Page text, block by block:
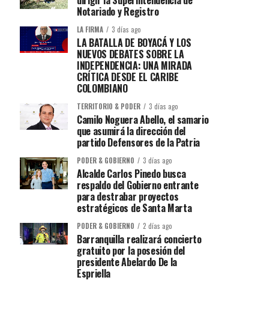
Notariado y Registro
LA FIRMA 3 días ago
LA BATALLA DE BOYACÁ Y LOS
NUEVOS DEBATES SOBRE LA
INDEPENDENCIA: UNA MIRADA
CRÍTICA DESDE EL CARIBE
COLOMBIANO
TERRITORIO & PODER 3 días ago
Camilo Noguera Abello, el samario
que asumirá la dirección del
partido Defensores de la Patria
PODER & GOBIERNO 3 días ago
Alcalde Carlos Pinedo busca
respaldo del Gobierno entrante
para destrabar proyectos
estratégicos de Santa Marta
PODER & GOBIERNO 2 días ago
Barranquilla realizará concierto
gratuito por la posesión del
presidente Abelardo De la
Espriella